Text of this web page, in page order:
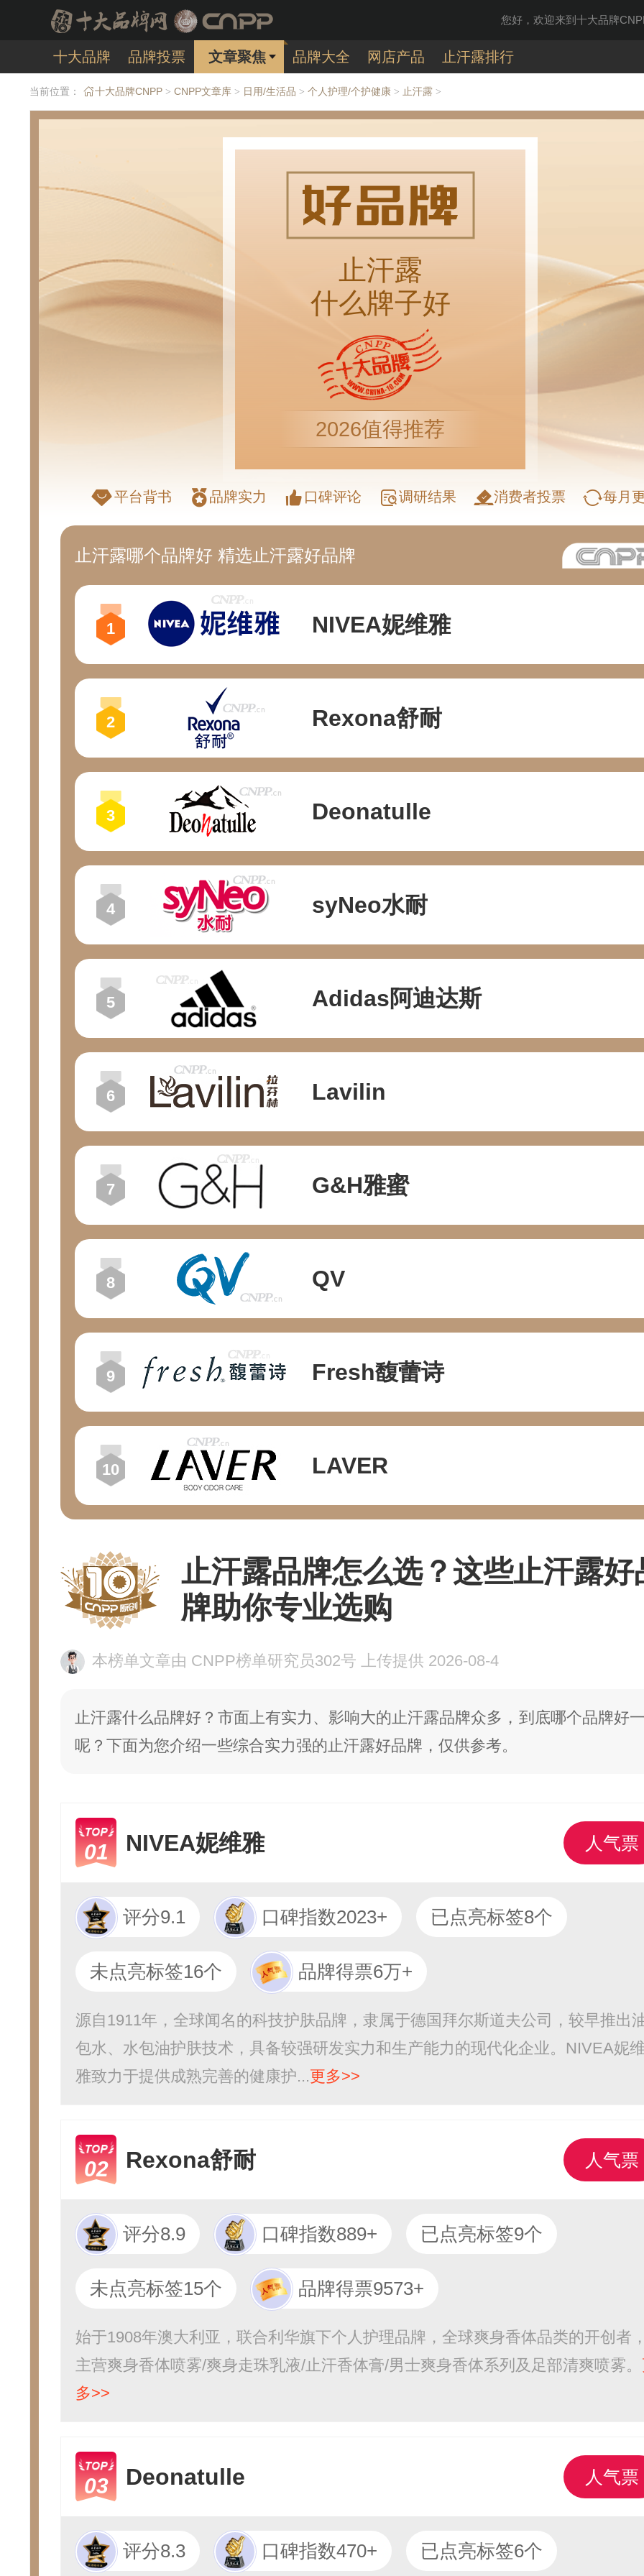
您好，欢迎来到十大品牌
十大品牌 品牌投票 文章聚焦 品牌大全 网店产品 止汗露排行
当前位置： 十大品牌CNPP > CNPP文章库 > 日用/生活品 > 个人护理/个护健康 > 止汗露 >
止汗露
什么牌子好
2026值得推荐
平台背书 品牌实力 口碑评论 调研结果 消费者投票 每月
止汗露哪个品牌好 精选止汗露好品牌
NIVEA妮维雅
Rexona舒耐
Deonatulle
syNeo水耐
Adidas阿迪达斯
Lavilin
G&H雅蜜
QV
Fresh馥蕾诗
LAVER
止汗露品牌怎么选？这些止汗露好
牌助你专业选购
本榜单文章由 CNPP榜单研究员302号 上传提供 2026-08-4
止汗露什么品牌好？市面上有实力、影响大的止汗露品牌众多，到底哪个品牌好
呢？下面为您介绍一些综合实力强的止汗露好品牌，仅供参考。
01 NIVEA妮维雅 人气票
评分9.1 口碑指数2023+ 已点亮标签8个
未点亮标签16个 品牌得票6万+
源自1911年，全球闻名的科技护肤品牌，隶属于德国拜尔斯道夫公司，较早推出
包水、水包油护肤技术，具备较强研发实力和生产能力的现代化企业。NIVEA妮
雅致力于提供成熟完善的健康护...更多>>
02 Rexona舒耐 人气票
评分8.9 口碑指数889+ 已点亮标签9个
未点亮标签15个 品牌得票9573+
始于1908年澳大利亚，联合利华旗下个人护理品牌，全球爽身香体品类的开创者
主营爽身香体喷雾/爽身走珠乳液/止汗香体膏/男士爽身香体系列及足部清爽喷雾。
多>>
03 Deonatulle 人气票
评分8.3 口碑指数470+ 已点亮标签6个